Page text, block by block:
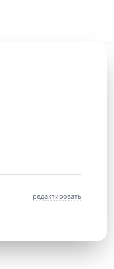
редактировать